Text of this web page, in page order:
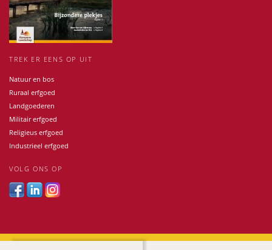
TREK ER EENS OP UIT
Natuur en bos
Ruraal erfgoed
Landgoederen
Militair erfgoed
Religieus erfgoed
Industrieel erfgoed
VOLG ONS OP